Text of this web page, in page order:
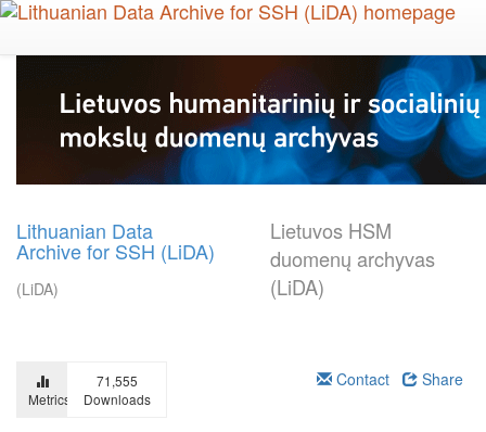
Skip
main
Lithuanian Data
Archive for SSH (LiDA)
(LiDA)
Lietuvos HSM
duomenų archyvas
(LiDA)
Metrics
71,555
Downloads
Contact Share